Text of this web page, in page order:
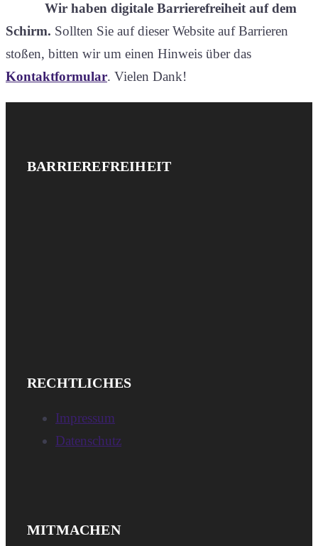
Wir haben digitale Barrierefreiheit auf dem
Schirm. Sollten Sie auf dieser Website auf Barrieren
stoßen, bitten wir um einen Hinweis über das
Kontaktformular. Vielen Dank!
Website-
BARRIEREFREIHEITIMPRESSUM
RECHTLICHESIMPRESSUM
Impressum
Datenschutz
MITMACHENNEWSLETTER,